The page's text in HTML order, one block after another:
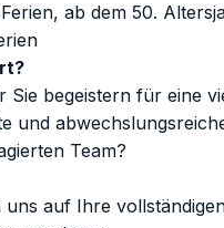
ab dem 50.
Sie begeistern für eine
und
Team?
auf Ihre